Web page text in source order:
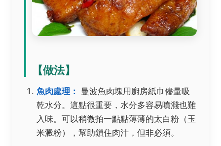
【做法】
魚肉處理： 曼波魚肉塊用廚房紙巾儘量吸
乾水分。這點很重要，水分多容易噴濺也難
入味。可以稍微拍一點點薄薄的太白粉（玉
米澱粉），幫助鎖住肉汁，但非必須。